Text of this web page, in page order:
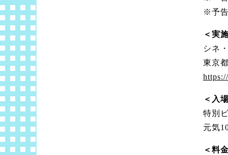
※予告
＜実
シネ
東京
＜入
特別
元気
＜料